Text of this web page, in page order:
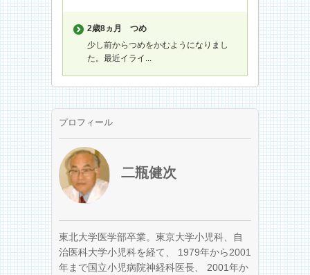
2歳8ヵ月
つめ
少し前からつめをかむようになりまし
た。最近イライ...
プロフィール
二瓶健次
東北大学医学部卒業。東京大学小児科、自
治医科大学小児科を経て、 1979年から2001
年まで国立小児病院神経科医長、 2001年か